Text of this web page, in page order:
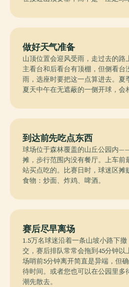
做好天气准备
山顶位置会迎风受雨，走过去的路
主看台和后看台有顶棚，但侧看
雨，选座时要把这一点算进去。夏
夏天中午在无遮蔽的一侧开球，会
到达前先吃点东西
球场位于森林覆盖的山丘公园内
摊，步行范围内没有餐厅。上车前
站买点吃的。比赛日时，球迷区摊
食物：炒面、炸鸡、啤酒。
赛后尽早离场
1.5万名球迷沿着一条山坡小路下
交，赛后排队常常会拖到45分钟以
场哨前5分钟离开简直是异端，但
待时间。或者您也可以在公园里多
潮先散去。